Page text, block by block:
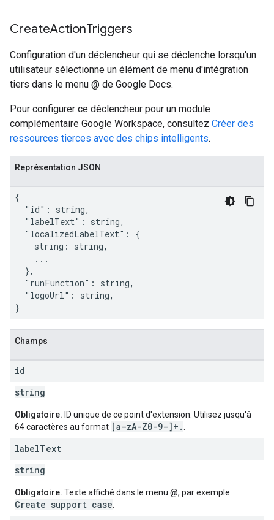
CreateActionTriggers
Configuration d'un déclencheur qui se déclenche lorsqu'un
utilisateur sélectionne un élément de menu d'intégration
tiers dans le menu @ de Google Docs.
Pour configurer ce déclencheur pour un module
complémentaire Google Workspace, consultez Créer des
ressources tierces avec des chips intelligents.
Représentation JSON
{
  "id": string,
  "labelText": string,
  "localizedLabelText": {
    string: string,
    ...
  },
  "runFunction": string,
  "logoUrl": string,
}
Champs
id
string
Obligatoire. ID unique de ce point d'extension. Utilisez jusqu'à
64 caractères au format [a-zA-Z0-9-]+ .
labelText
string
Obligatoire. Texte affiché dans le menu @, par exemple
Create support case